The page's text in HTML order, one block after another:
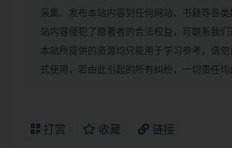
采集、发布本站内容到任何网站、书籍等各
站内容侵犯了原著者的合法权益，可联系我们
本站所提供的资源均只能用于学习参考，请
式使用，若由此引起的所有纠纷，一切责任均
打赏 收藏 链接